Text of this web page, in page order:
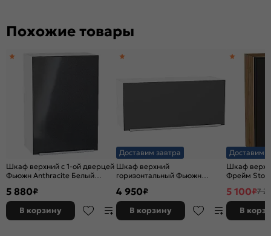
Похожие товары
Шкаф верхний с 1-ой дверцей
Фьюжн Anthracite Белый
5 880₽
В корзину
Доставим завтра
Шкаф верхний
горизонтальный Фьюжн
358*800*320
4 950₽
В корзину
Доставим
Шкаф
Фрейм
5 100₽7
В